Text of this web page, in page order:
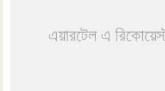
এয়ারটেল এ